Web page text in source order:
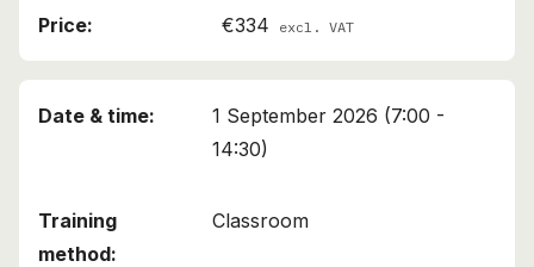
€334 excl. VAT
1 September 2026 (7:00 -
14:30)
Classroom